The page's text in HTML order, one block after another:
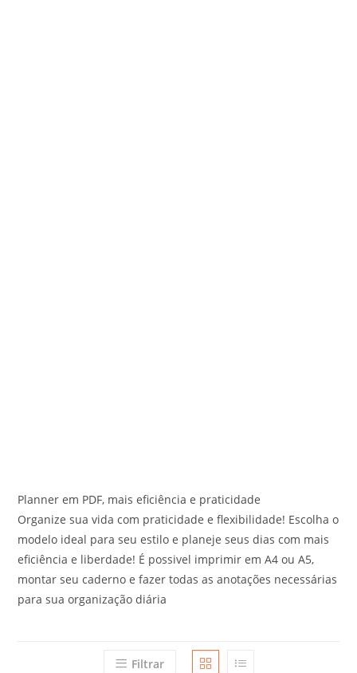
Planner em PDF, mais eficiência e praticidade
Organize sua vida com praticidade e flexibilidade! Escolha o
modelo ideal para seu estilo e planeje seus dias com mais
eficiência e liberdade! É possivel imprimir em A4 ou A5,
montar seu caderno e fazer todas as anotações necessárias
para sua organização diária
Filtrar